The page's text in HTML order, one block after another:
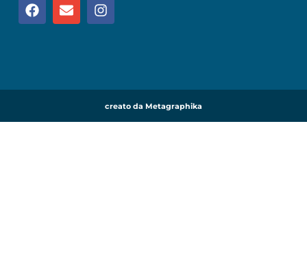
creato da Metagraphika